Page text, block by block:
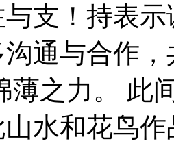
支！持表
通与合作
薄之力。 此
水和花鸟